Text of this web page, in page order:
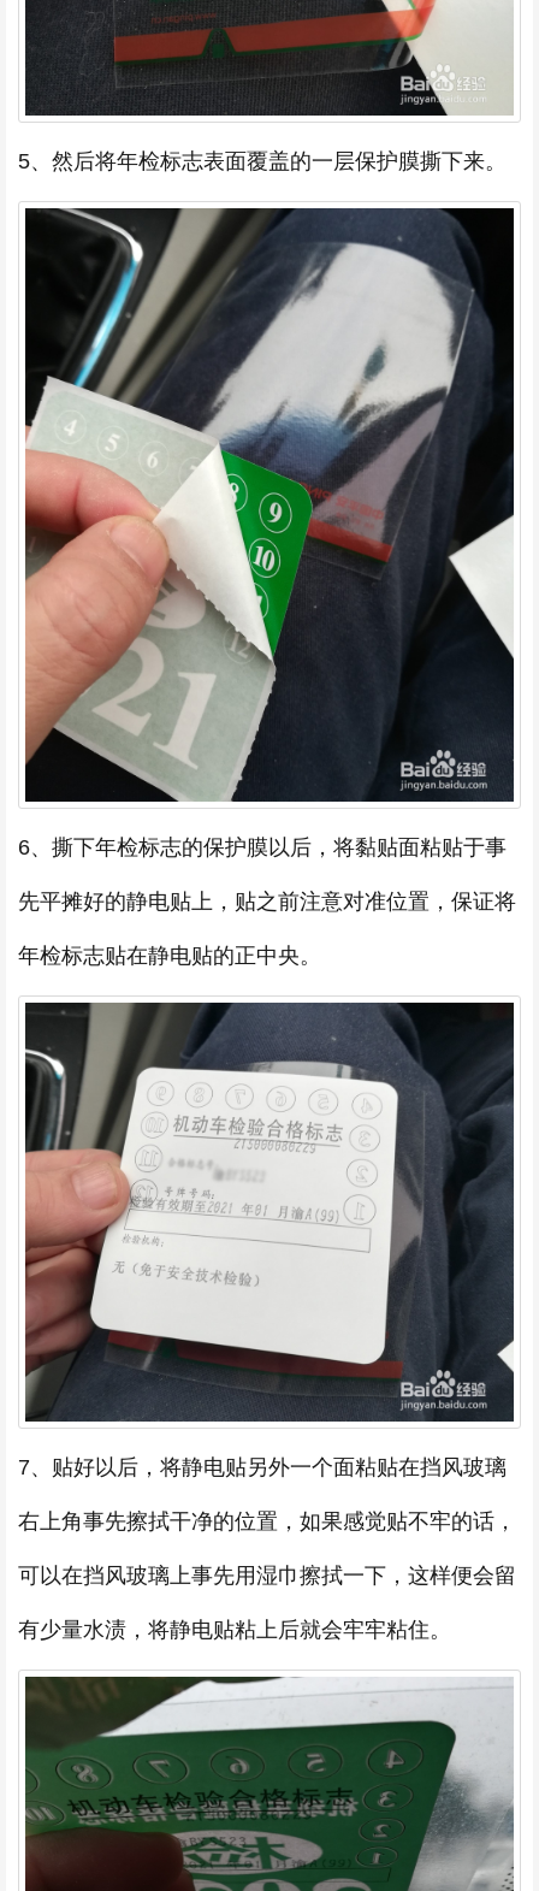
5、然后将年检标志表面覆盖的一层保护膜撕下来。
6、撕下年检标志的保护膜以后，将黏贴面粘贴于事
先平摊好的静电贴上，贴之前注意对准位置，保证将
年检标志贴在静电贴的正中央。
7、贴好以后，将静电贴另外一个面粘贴在挡风玻璃
右上角事先擦拭干净的位置，如果感觉贴不牢的话，
可以在挡风玻璃上事先用湿巾擦拭一下，这样便会留
有少量水渍，将静电贴粘上后就会牢牢粘住。